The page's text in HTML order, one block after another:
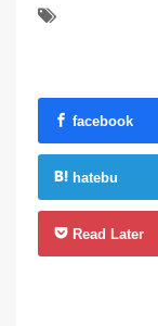
facebook
hatebu
Read Later